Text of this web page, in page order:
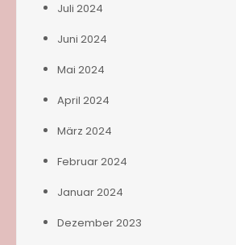
Juli 2024
Juni 2024
Mai 2024
April 2024
März 2024
Februar 2024
Januar 2024
Dezember 2023